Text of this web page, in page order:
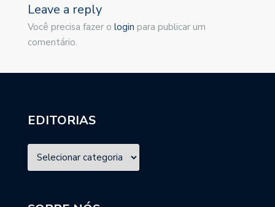
Leave a reply
Você precisa fazer o login para publicar um
comentário.
EDITORIAS